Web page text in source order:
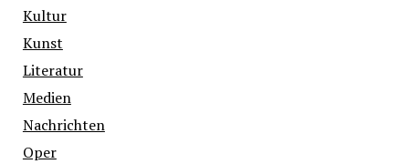
Kultur
Kunst
Literatur
Medien
Nachrichten
Oper